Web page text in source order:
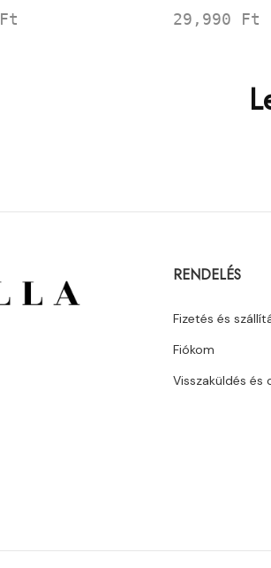
Ft 29,990 Ft
RENDELÉS
Fizetés és
Fiókom
Visszaküldés és